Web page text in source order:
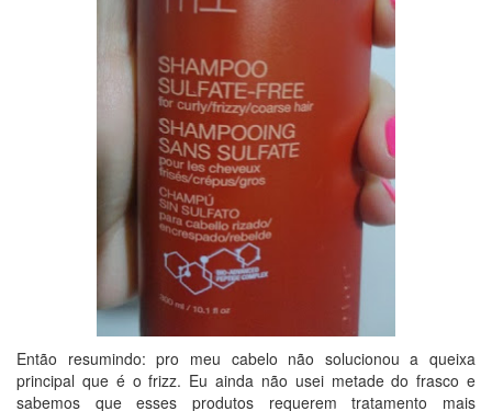
Então resumindo: pro meu cabelo não solucionou a queixa
principal que é o frizz. Eu ainda não usei metade do frasco e
sabemos que esses produtos requerem tratamento mais